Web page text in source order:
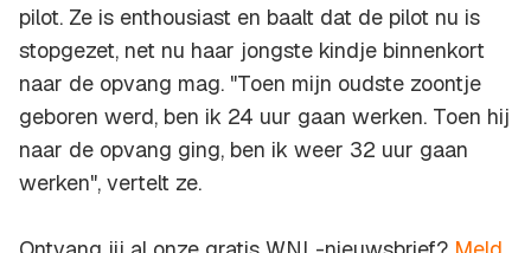
pilot. Ze is enthousiast en baalt dat de pilot nu is
stopgezet, net nu haar jongste kindje binnenkort
naar de opvang mag. "Toen mijn oudste zoontje
geboren werd, ben ik 24 uur gaan werken. Toen hij
naar de opvang ging, ben ik weer 32 uur gaan
werken", vertelt ze.